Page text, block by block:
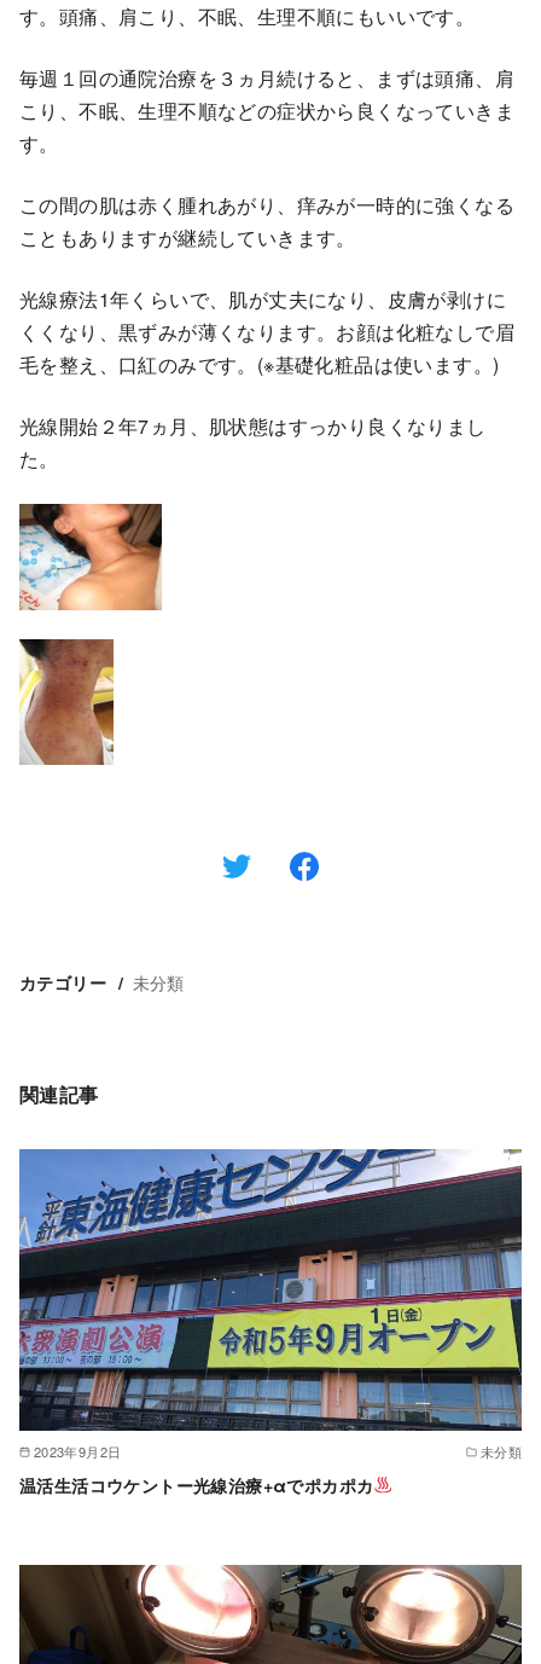
す。頭痛、肩こり、不眠、生理不順にもいいです。
毎週１回の通院治療を３ヵ月続けると、まずは頭痛、肩
こり、不眠、生理不順などの症状から良くなっていきま
す。
この間の肌は赤く腫れあがり、痒みが一時的に強くなる
こともありますが継続していきます。
光線療法1年くらいで、肌が丈夫になり、皮膚が剥けに
くくなり、黒ずみが薄くなります。お顔は化粧なしで眉
毛を整え、口紅のみです。(※基礎化粧品は使います。)
光線開始２年7ヵ月、肌状態はすっかり良くなりまし
た。
カテゴリー 未分類
関連記事
2023年9月2日 未分類
温活生活コウケントー光線治療+αでポカポカ